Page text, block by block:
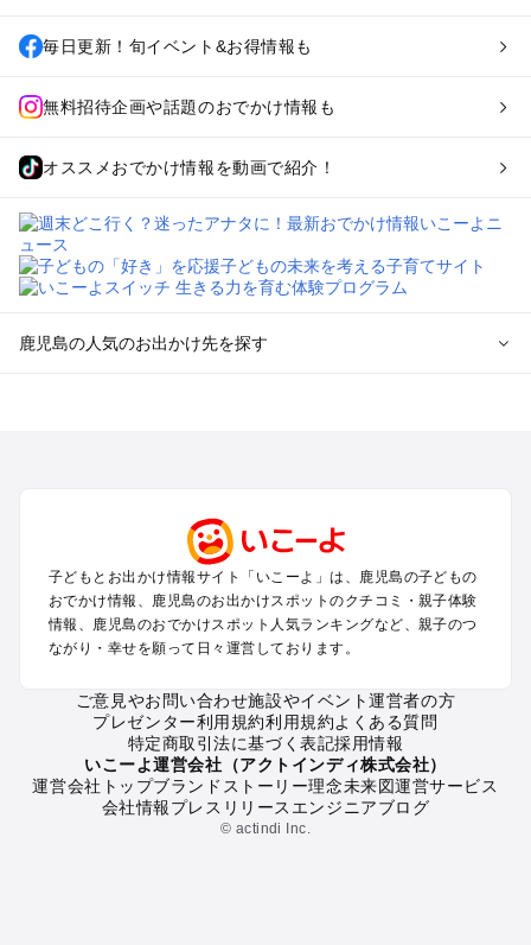
毎日更新！旬イベント&お得情報も
無料招待企画や話題のおでかけ情報も
オススメおでかけ情報を動画で紹介！
鹿児島の人気のお出かけ先を探す
指宿・知覧・枕崎・南薩のプールお出かけ
川内・出水・串木野・北薩のプールお出かけ
屋久島・奄美大島・種子島・宮古島・石垣島（鹿児島～沖縄の
離島）のプールお出かけ
鹿児島の遊園地
鹿児島の動物園
鹿児島のバーベキュー
鹿児島の釣り
鹿児島の牧場
子どもとお出かけ情報サイト「いこーよ」は、鹿児島の子どもの
おでかけ情報、鹿児島のお出かけスポットのクチコミ・親子体験
情報、鹿児島のおでかけスポット人気ランキングなど、親子のつ
ながり・幸せを願って日々運営しております。
ご意見やお問い合わせ施設やイベント運営者の方
プレゼンター利用規約利用規約よくある質問
特定商取引法に基づく表記採用情報
いこーよ運営会社（アクトインディ株式会社）
運営会社トップブランドストーリー理念未来図運営サービス
会社情報プレスリリース エンジニアブログ
© actindi Inc.